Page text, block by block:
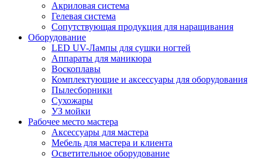
Акриловая система
Гелевая система
Сопутствующая продукция для наращивания
Оборудование
LED UV-Лампы для сушки ногтей
Аппараты для маникюра
Воскоплавы
Комплектующие и аксессуары для оборудования
Пылесборники
Сухожары
УЗ мойки
Рабочее место мастера
Аксессуары для мастера
Мебель для мастера и клиента
Осветительное оборудование